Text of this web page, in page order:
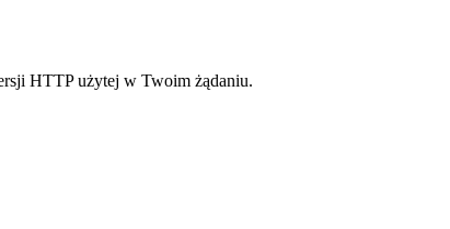
HTTP użytej w Twoim żądaniu.